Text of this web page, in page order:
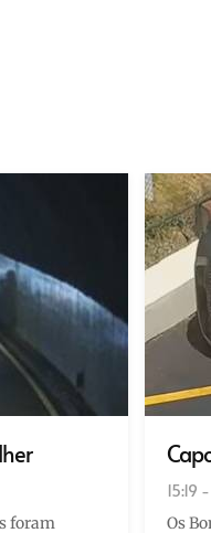
foram
15:19
Os